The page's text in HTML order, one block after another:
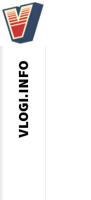
VLOGI.INFO